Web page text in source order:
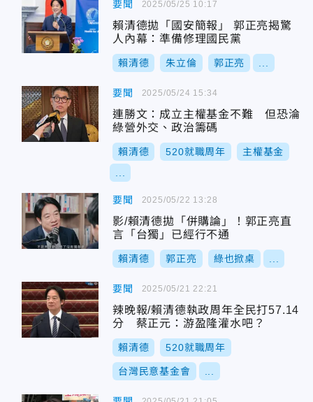
要聞
賴清德拋「國安簡報」 郭正亮揭驚
人內幕：準備修理國民黨
賴清德 朱立倫 郭正亮
2025/05/25 10:17
要聞
連勝文：成立主權基金不難 但恐淪
綠營外交、政治籌碼
賴清德 520就職周年 主權基金
2025/05/24 15:34
要聞
影/賴清德拋「併購論」！郭正亮直
言「台獨」已經行不通
賴清德 郭正亮 綠也掀桌
2025/05/22 13:28
要聞
辣晚報/賴清德執政周年全民打57.14
分 蔡正元：游盈隆灌水吧？
賴清德 520就職周年
台灣民意基金會
2025/05/21 22:21